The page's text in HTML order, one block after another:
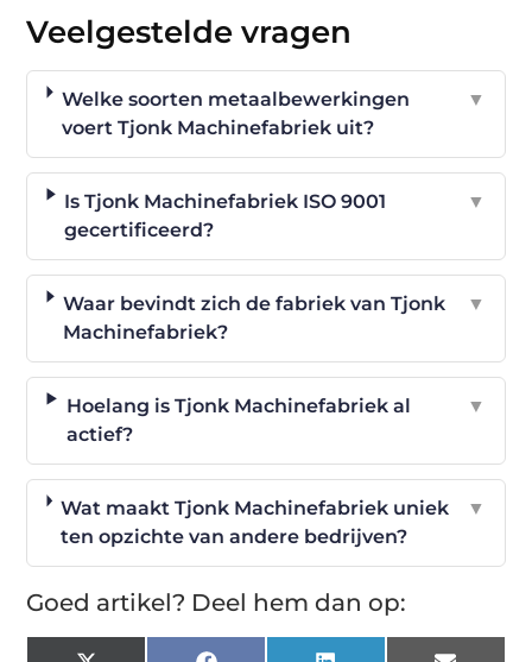
Veelgestelde vragen
Welke soorten metaalbewerkingen
voert Tjonk Machinefabriek uit?
▼
Is Tjonk Machinefabriek ISO 9001
gecertificeerd?
▼
Waar bevindt zich de fabriek van Tjonk
Machinefabriek?
▼
Hoelang is Tjonk Machinefabriek al
actief?
▼
Wat maakt Tjonk Machinefabriek uniek
ten opzichte van andere bedrijven?
▼
Goed artikel? Deel hem dan op: